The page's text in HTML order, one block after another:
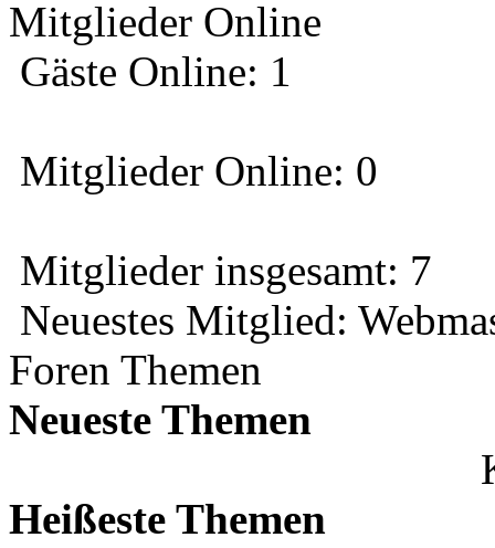
Mitglieder Online
Gäste Online: 1
Mitglieder Online: 0
Mitglieder insgesamt: 7
Neuestes Mitglied:
Foren Themen
Neueste Themen
Heißeste Themen